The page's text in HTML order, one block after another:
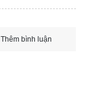
Thêm bình luận